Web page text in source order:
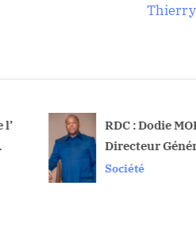
t
RDC : Dodie
Directeur
l’Entreprise
Cobalt (EGC)
Société